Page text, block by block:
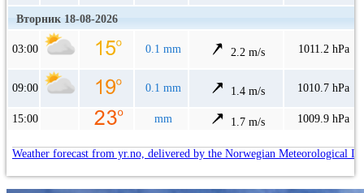
Вторник 18-08-2026
03:00 0.1 mm 2.2 m/s 1011.2 hPa
09:00 0.1 mm 1.4 m/s 1010.7 hPa
15:00 mm 1.7 m/s 1009.9 hPa
Weather forecast from yr.no, delivered by the Norwegian Meteorological